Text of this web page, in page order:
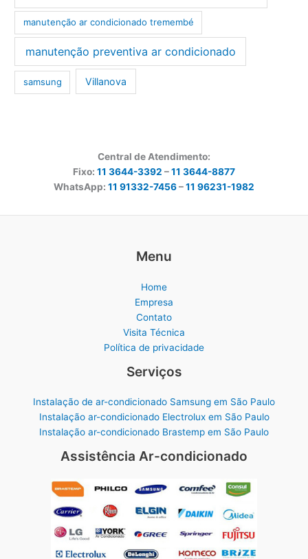
manutenção ar condicionado tremembé
manutenção preventiva ar condicionado
samsung Villanova
Central de Atendimento:
Fixo: 11 3644-3392 –11 3644-8877
WhatsApp: 11 91332-7456–11 96231-1982
Menu
Home
Empresa
Contato
Visita Técnica
Política de privacidade
Serviços
Instalação de ar-condicionado Samsung em São Paulo
Instalação ar-condicionado Electrolux em São Paulo
Instalação ar-condicionado Brastemp em São Paulo
Assistência Ar-condicionado